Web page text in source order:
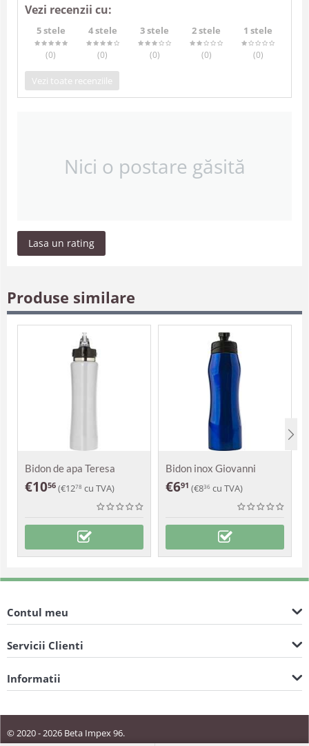
Vezi recenzii cu:
5 stele
(0)
4 stele
(0)
3 stele
(0)
2 stele
(0)
1 stele
(0)
Vezi toate recenziile
Nici o postare găsită
Lasa un rating
Produse similare
Bidon de apa Teresa
€1056 (€1278 cu TVA)
Bidon inox Giovanni
€691 (€836 cu TVA)
Contul meu
Servicii Clienti
Informatii
© 2020 - 2026 Beta Impex 96.